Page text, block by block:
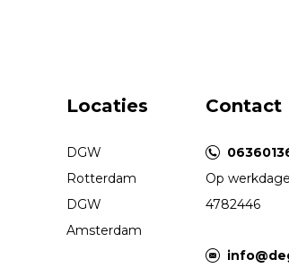
Locaties
DGW
Rotterdam
DGW
Amsterdam
Contact
Op
4782446